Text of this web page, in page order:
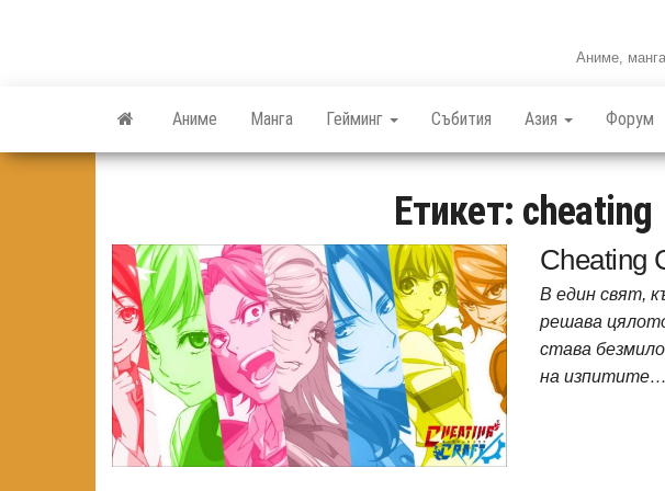
Аниме,
Аниме Манга Гейминг Събития Азия Форум
Етикет: cheating
Cheating
В един свят,
решава
става
на изпитите…